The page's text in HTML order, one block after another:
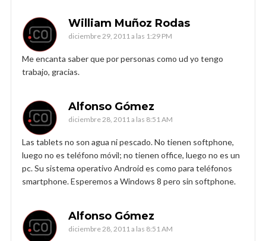
William Muñoz Rodas
diciembre 29, 2011 a las 1:29 PM
Me encanta saber que por personas como ud yo tengo
trabajo, gracias.
Alfonso Gómez
diciembre 28, 2011 a las 8:51 AM
Las tablets no son agua ni pescado. No tienen softphone,
luego no es teléfono móvil; no tienen office, luego no es un
pc. Su sistema operativo Android es como para teléfonos
smartphone. Esperemos a Windows 8 pero sin softphone.
Alfonso Gómez
diciembre 28, 2011 a las 8:51 AM